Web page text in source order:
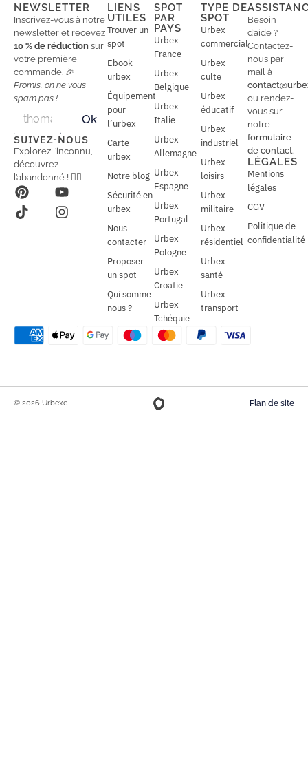
NEWSLETTER
Inscrivez-vous à notre
newsletter et recevez
10 % de réduction sur
votre première
commande. 🎉
Promis, on ne vous
spam pas !
a
i
l
a
i
l
*
Ok
SUIVEZ-NOUS
Explorez l’inconnu,
découvrez
l’abandonné ! 🕵️‍♂️
LIENS
UTILES
Trouver un
spot
Ebook
urbex
Équipement
pour
l’urbex
Carte
urbex
Notre blog
Sécurité en
urbex
Nous
contacter
Proposer
un spot
Qui somme
nous ?
SPOT
PAR
PAYS
Urbex
France
Urbex
Belgique
Urbex
Italie
Urbex
Allemagne
Urbex
Espagne
Urbex
Portugal
Urbex
Pologne
Urbex
Croatie
Urbex
Tchéquie
TYPE DE
SPOT
Urbex
commercial
Urbex
culte
Urbex
éducatif
Urbex
industriel
Urbex
loisirs
Urbex
militaire
Urbex
résidentiel
Urbex
santé
Urbex
transport
Besoin
d’aide ?
Contactez-
nous par
mail à
ou rendez-
vous sur
notre
formulaire
de contact.
LÉGALES
Mentions
légales
CGV
Politique de
confidentialité
© 2026 Urbexe Plan de site